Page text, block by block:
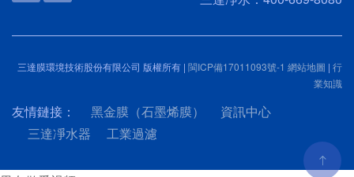
三達膜環境技術股份有限公司 版權所有 | 閩ICP備17011093號-1 網站地圖 | 行
業知識
友情鏈接： 黑金膜（石墨烯膜）
資訊中心
三達凈水器
工業過濾